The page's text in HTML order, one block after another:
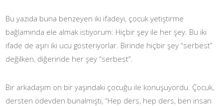
Bu yazıda buna benzeyen iki ifadeyi, çocuk yetiştirme
bağlamında ele almak istiyorum: Hiçbir şey ile her şey. Bu iki
ifade de aşırı iki ucu gösteriyorlar. Birinde hiçbir şey “serbest”
değilken, diğerinde her şey “serbest”.
Bir arkadaşım on bir yaşındaki çocuğu ile konuşuyordu. Çocuk,
dersten ödevden bunalmıştı, “Hep ders, hep ders, ben insan